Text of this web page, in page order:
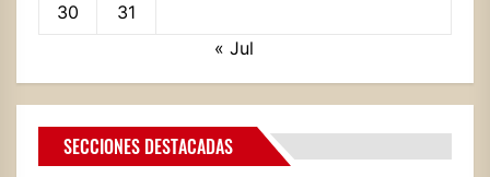
30
31
« Jul
SECCIONES DESTACADAS